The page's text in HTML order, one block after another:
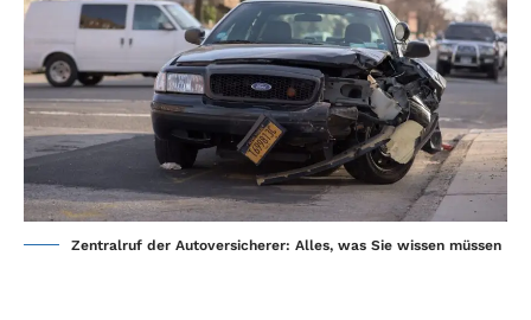
Zentralruf der Autoversicherer: Alles, was Sie wissen müssen